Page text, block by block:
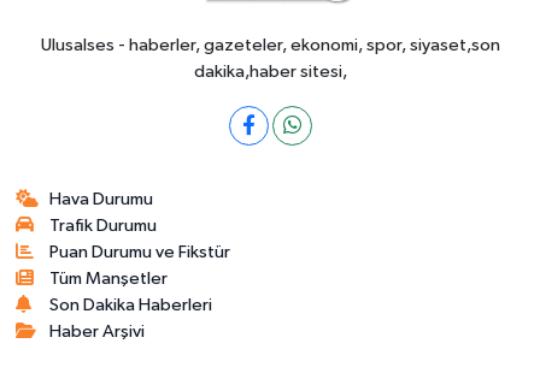
Ulusalses - haberler, gazeteler, ekonomi, spor, siyaset,son
dakika,haber sitesi,
Hava Durumu
Trafik Durumu
Puan Durumu ve Fikstür
Tüm Manşetler
Son Dakika Haberleri
Haber Arşivi